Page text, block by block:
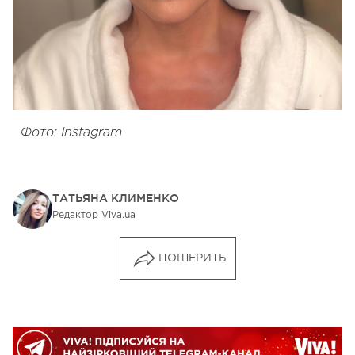
Фото: Instagram
ТАТЬЯНА КЛИМЕНКО
Редактор Viva.ua
ПОШЕРИТЬ